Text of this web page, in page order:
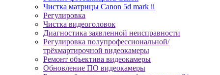
Чистка матрицы Canon 5d mark ii
Регулировка
Чистка видеоголовок
Диагностика заявленной неисправности
Регулировка полупрофессиональной/
трёхмартирочной видеокамеры
Ремонт объектива видеокамеры
Обновление ПО видеокамеры